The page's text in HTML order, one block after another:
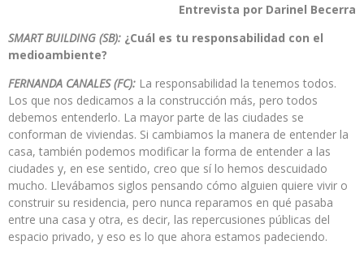
Entrevista por Darinel Becerra
SMART BUILDING (SB): ¿Cuál es tu responsabilidad con el
medioambiente?
FERNANDA CANALES (FC): La responsabilidad la tenemos todos.
Los que nos dedicamos a la construcción más, pero todos
debemos entenderlo. La mayor parte de las ciudades se
conforman de viviendas. Si cambiamos la manera de entender la
casa, también podemos modificar la forma de entender a las
ciudades y, en ese sentido, creo que sí lo hemos descuidado
mucho. Llevábamos siglos pensando cómo alguien quiere vivir o
construir su residencia, pero nunca reparamos en qué pasaba
entre una casa y otra, es decir, las repercusiones públicas del
espacio privado, y eso es lo que ahora estamos padeciendo.